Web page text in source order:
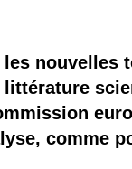
les
nouvelles
comme